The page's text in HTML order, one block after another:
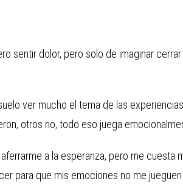
sentir dolor, pero solo de imaginar
ver mucho el tema de las
otros no, todo eso juega
a la esperanza, pero me
para que mis emociones no me